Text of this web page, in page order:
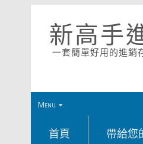
新高手
一套簡單好用的進
Menu
首頁 帶給您